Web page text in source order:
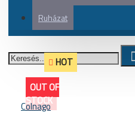
Ruházat
HOT
OUT OF
STOCK
Colnago